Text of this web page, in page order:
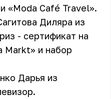
«Moda Café Travel».
Диляра из
- сертификат на
Markt» и набор
Дарья из